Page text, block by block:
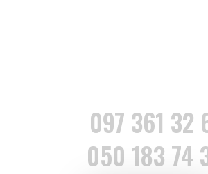
097 361 32
050 183 74